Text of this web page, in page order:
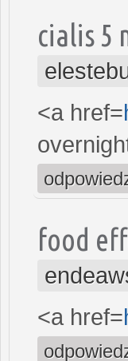
cialis 5
<a href=
food
<a href=